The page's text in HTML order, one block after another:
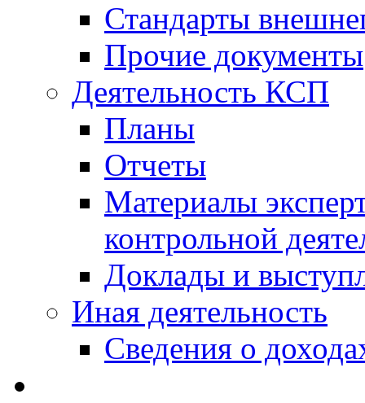
Стандарты
Прочие документы
Деятельность КСП
Планы
Отчеты
Материалы
контрольной
Доклады и
Иная деятельность
Сведения о